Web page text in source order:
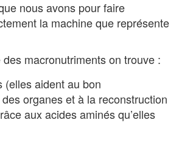
nous avons pour faire
la machine que représente
macronutriments on trouve :
(elles aident au bon
organes et à la reconstruction
aux acides aminés qu’elles